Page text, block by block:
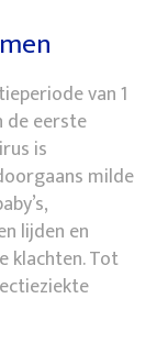
van 1
de eerste
is
milde
lijden en
klachten. Tot